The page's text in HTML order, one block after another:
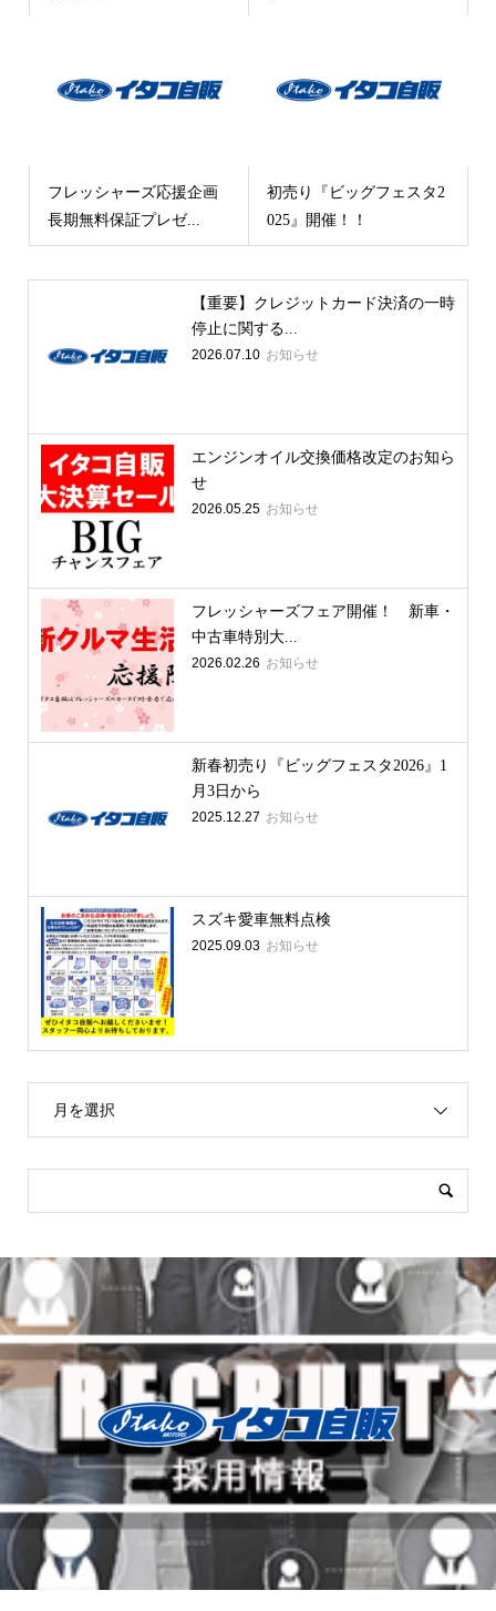
フレッシャーズ応援企画
長期無料保証プレゼ...
初売り『ビッグフェスタ2
025』開催！！
【重要】クレジットカード決済の一時
停止に関する...
2026.07.10 お知らせ
エンジンオイル交換価格改定のお知ら
せ
2026.05.25 お知らせ
フレッシャーズフェア開催！ 新車・
中古車特別大...
2026.02.26 お知らせ
新春初売り『ビッグフェスタ2026』1
月3日から
2025.12.27 お知らせ
スズキ愛車無料点検
2025.09.03 お知らせ
月を選択